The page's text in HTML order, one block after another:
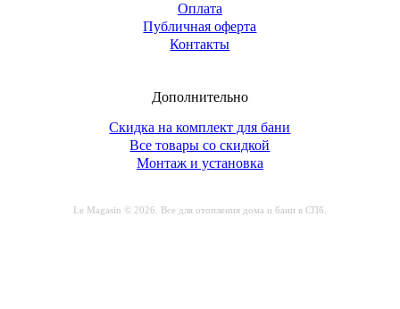
Оплата
Публичная оферта
Контакты
Дополнительно
Скидка на комплект для бани
Все товары со скидкой
Монтаж и установка
Le Magasin © 2026. Все для отопления дома и бани в СПб.